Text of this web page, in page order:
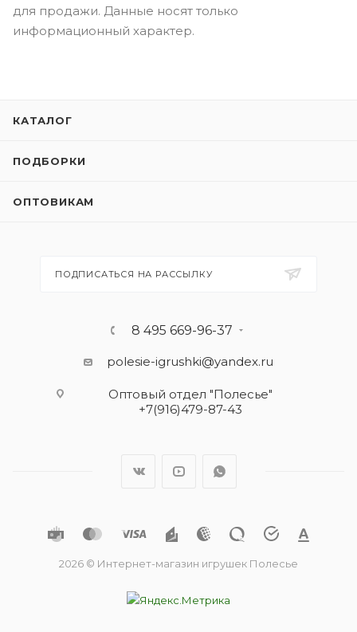
для продажи. Данные носят только
информационный характер.
КАТАЛОГ
ПОДБОРКИ
ОПТОВИКАМ
ПОДПИСАТЬСЯ НА РАССЫЛКУ
8 495 669-96-37
polesie-igrushki@yandex.ru
Оптовый отдел "Полесье"
+7(916)479-87-43
2026 © Интернет-магазин игрушек Полесье